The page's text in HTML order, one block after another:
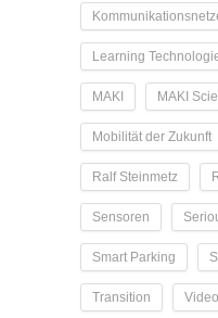
Learning
MAKI MAKI
Mobilität der Zukunft
Ralf Steinmetz
Sensoren
Smart Parking
Transition Video